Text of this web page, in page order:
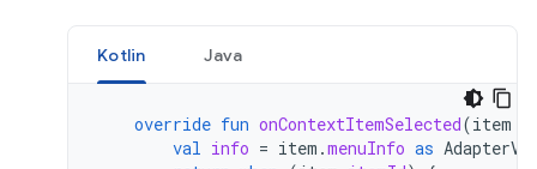
Kotlin Java
override fun onContextItemSelected(item
val info = item .menuInfo as